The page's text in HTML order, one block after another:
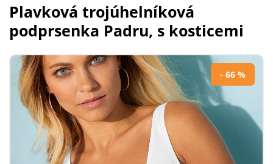
Plavková trojúhelníková
podprsenka Padru, s kosticemi
- 66 %